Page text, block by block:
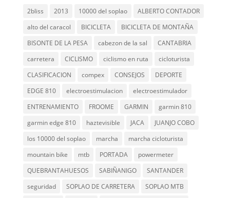
2bliss 2013 10000 del soplao
ALBERTO CONTADOR
alto del caracol
BICICLETA
BICICLETA DE MONTAÑA
BISONTE DE LA PESA
cabezon de la sal
CANTABRIA
carretera
CICLISMO ciclismo en ruta
cicloturista
CLASIFICACION
compex CONSEJOS
DEPORTE
EDGE 810
electroestimulacion
electroestimulador
ENTRENAMIENTO
FROOME GARMIN
garmin 810
garmin edge 810
haztevisible JACA
JUANJO COBO
los 10000 del soplao
marcha
marcha cicloturista
mountain bike
mtb PORTADA
powermeter
QUEBRANTAHUESOS
SABIÑANIGO
SANTANDER
seguridad
SOPLAO DE CARRETERA
SOPLAO MTB